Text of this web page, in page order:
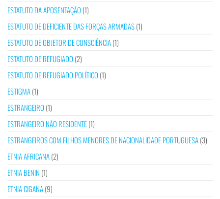
ESTATUTO DA APOSENTAÇÃO (1)
ESTATUTO DE DEFICIENTE DAS FORÇAS ARMADAS(1)
ESTATUTO DE OBJETOR DE CONSCIÊNCIA(1)
ESTATUTO DE REFUGIADO (2)
ESTATUTO DE REFUGIADO POLÍTICO (1)
ESTIGMA(1)
ESTRANGEIRO (1)
ESTRANGEIRO NÃO RESIDENTE(1)
ESTRANGEIROS COM FILHOS MENORES DE NACIONALIDADE PORTUGUESA(3)
ETNIA AFRICANA(2)
ETNIA BENIN (1)
ETNIA CIGANA(9)